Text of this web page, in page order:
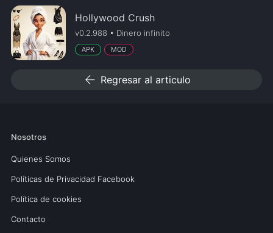
Hollywood Crush
v0.2.988 • Dinero infinito
APK MOD
arrow_back Regresar al articulo
Nosotros
Quienes Somos
Políticas de Privacidad Facebook
Política de cookies
Contacto